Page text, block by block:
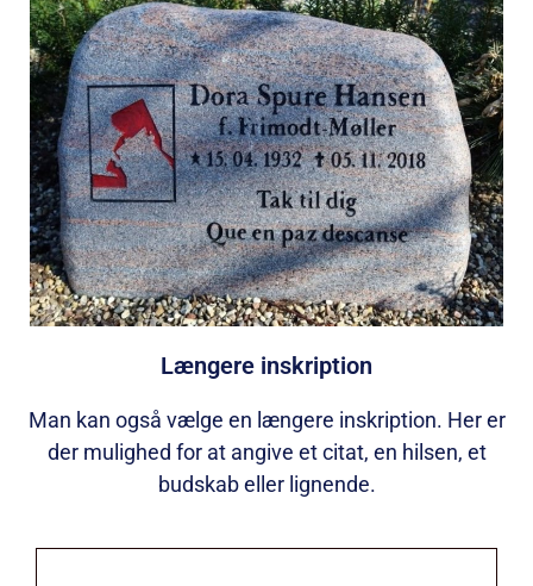
Længere inskription
Man kan også vælge en længere inskription. Her er
der mulighed for at angive et citat, en hilsen, et
budskab eller lignende.